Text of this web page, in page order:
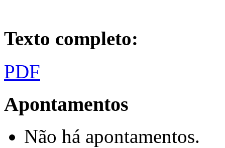
Texto completo:
PDF
Apontamentos
Não há apontamentos.